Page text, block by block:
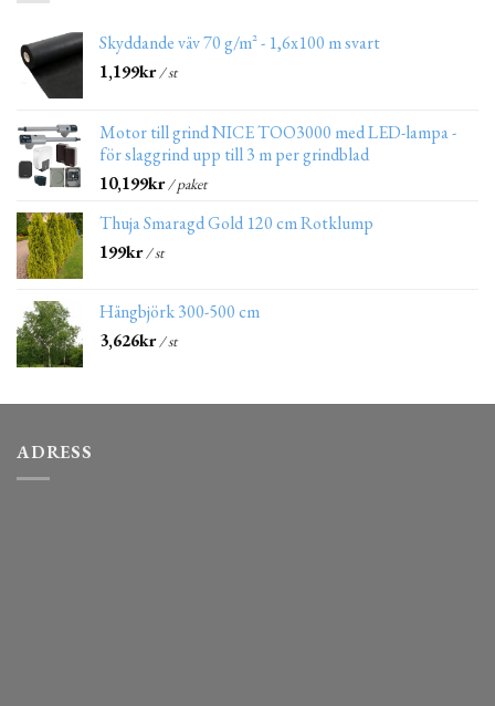
Skyddande väv 70 g/m² - 1,6x100 m svart
1,199kr/ st
Motor till grind NICE TOO3000 med LED-lampa -
för slaggrind upp till 3 m per grindblad
10,199kr/ paket
Thuja Smaragd Gold 120 cm Rotklump
199kr/ st
Hängbjörk 300-500 cm
3,626kr/ st
ADRESS